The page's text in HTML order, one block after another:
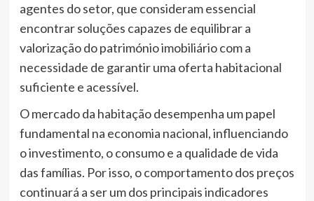
agentes do setor, que consideram essencial
encontrar soluções capazes de equilibrar a
valorização do património imobiliário com a
necessidade de garantir uma oferta habitacional
suficiente e acessível.
O mercado da habitação desempenha um papel
fundamental na economia nacional, influenciando
o investimento, o consumo e a qualidade de vida
das famílias. Por isso, o comportamento dos preços
continuará a ser um dos principais indicadores